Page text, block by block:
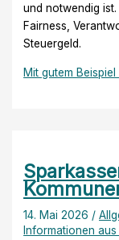
und notwendig
Fairness,
Steuergeld.
Mit gutem
14. Mai 2026 /
Informationen